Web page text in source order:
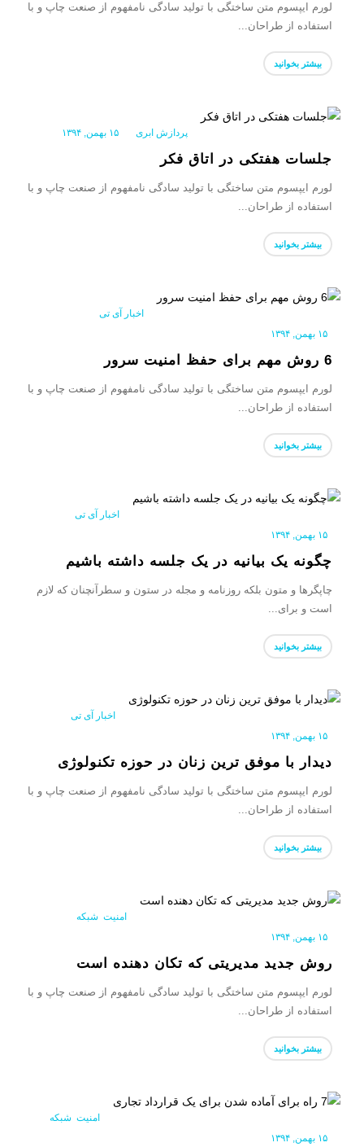
لورم ایپسوم متن ساختگی با تولید سادگی نامفهوم از صنعت چاپ و با
استفاده از طراحان...
بیشتر بخوانید
پردازش ابری| ۱۵ بهمن, ۱۳۹۴
جلسات هفتکی در اتاق فکر
لورم ایپسوم متن ساختگی با تولید سادگی نامفهوم از صنعت چاپ و با
استفاده از طراحان...
بیشتر بخوانید
اخبار آی تی|
۱۵ بهمن, ۱۳۹۴
6 روش مهم برای حفظ امنیت سرور
لورم ایپسوم متن ساختگی با تولید سادگی نامفهوم از صنعت چاپ و با
استفاده از طراحان...
بیشتر بخوانید
اخبار آی تی|
۱۵ بهمن, ۱۳۹۴
چگونه یک بیانیه در یک جلسه داشته باشیم
چاپگرها و متون بلکه روزنامه و مجله در ستون و سطرآنچنان که لازم
است و برای...
بیشتر بخوانید
اخبار آی تی|
۱۵ بهمن, ۱۳۹۴
دیدار با موفق ترین زنان در حوزه تکنولوژی
لورم ایپسوم متن ساختگی با تولید سادگی نامفهوم از صنعت چاپ و با
استفاده از طراحان...
بیشتر بخوانید
امنیت, شبکه|
۱۵ بهمن, ۱۳۹۴
روش جدید مدیریتی که تکان دهنده است
لورم ایپسوم متن ساختگی با تولید سادگی نامفهوم از صنعت چاپ و با
استفاده از طراحان...
بیشتر بخوانید
امنیت, شبکه|
۱۵ بهمن, ۱۳۹۴